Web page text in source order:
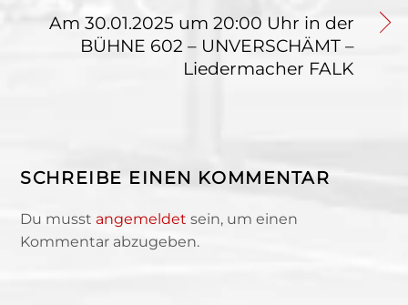
Am 30.01.2025 um 20:00 Uhr in der
BÜHNE 602 – UNVERSCHÄMT –
Liedermacher FALK
SCHREIBE EINEN KOMMENTAR
Du musst angemeldet sein, um einen
Kommentar abzugeben.